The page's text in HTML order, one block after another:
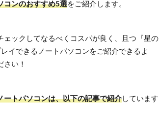
コンのおすすめ5選をご紹介します。
ェックしてなるべくコスパが良く、且つ『星の
イできるノートパソコンをご紹介できるよ
い！
ートパソコンは、以下の記事で紹介しています